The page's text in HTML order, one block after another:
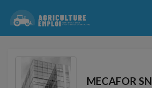
MECAFOR SN